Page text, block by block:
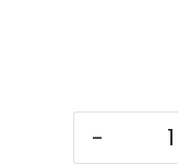
-